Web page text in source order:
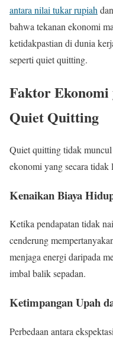
antara nilai tukar rupiah
bahwa tekanan ekonomi
ketidakpastian di dunia
seperti quiet quitting.
Faktor
Quiet Quitting
Quiet quitting tidak
ekonomi yang secara tidak
Kenaikan Biaya
Ketika pendapatan tidak
cenderung
menjaga energi daripada
imbal balik sepadan.
Ketimpangan Upah
Perbedaan antara